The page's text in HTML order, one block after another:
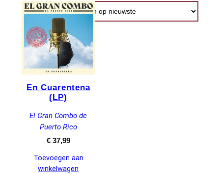
En Cuarentena
(LP)
El Gran Combo de
Puerto Rico
€37,99
Toevoegen aan
winkelwagen